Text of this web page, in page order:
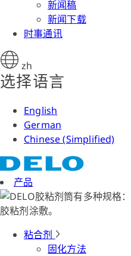
新闻稿
新闻下载
时事通讯
zh
选择语言
English
German
Chinese (Simplified)
产品
粘合剂
固化方法